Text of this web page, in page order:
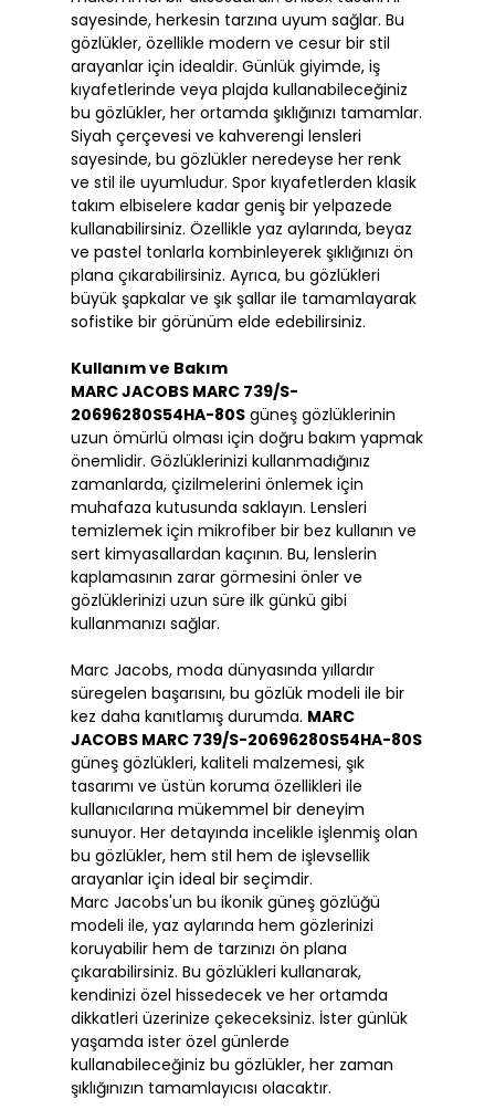
sayesinde, herkesin tarzına uyum sağlar. Bu
gözlükler, özellikle modern ve cesur bir stil
arayanlar için idealdir. Günlük giyimde, iş
kıyafetlerinde veya plajda kullanabileceğiniz
bu gözlükler, her ortamda şıklığınızı tamamlar.
Siyah çerçevesi ve kahverengi lensleri
sayesinde, bu gözlükler neredeyse her renk
ve stil ile uyumludur. Spor kıyafetlerden klasik
takım elbiselere kadar geniş bir yelpazede
kullanabilirsiniz. Özellikle yaz aylarında, beyaz
ve pastel tonlarla kombinleyerek şıklığınızı ön
plana çıkarabilirsiniz. Ayrıca, bu gözlükleri
büyük şapkalar ve şık şallar ile tamamlayarak
sofistike bir görünüm elde edebilirsiniz.
Kullanım ve Bakım
MARC JACOBS MARC 739/S-
20696280S54HA-80S güneş gözlüklerinin
uzun ömürlü olması için doğru bakım yapmak
önemlidir. Gözlüklerinizi kullanmadığınız
zamanlarda, çizilmelerini önlemek için
muhafaza kutusunda saklayın. Lensleri
temizlemek için mikrofiber bir bez kullanın ve
sert kimyasallardan kaçının. Bu, lenslerin
kaplamasının zarar görmesini önler ve
gözlüklerinizi uzun süre ilk günkü gibi
kullanmanızı sağlar.
Marc Jacobs, moda dünyasında yıllardır
süregelen başarısını, bu gözlük modeli ile bir
kez daha kanıtlamış durumda. MARC
JACOBS MARC 739/S-20696280S54HA-80S
güneş gözlükleri, kaliteli malzemesi, şık
tasarımı ve üstün koruma özellikleri ile
kullanıcılarına mükemmel bir deneyim
sunuyor. Her detayında incelikle işlenmiş olan
bu gözlükler, hem stil hem de işlevsellik
arayanlar için ideal bir seçimdir.
Marc Jacobs'un bu ikonik güneş gözlüğü
modeli ile, yaz aylarında hem gözlerinizi
koruyabilir hem de tarzınızı ön plana
çıkarabilirsiniz. Bu gözlükleri kullanarak,
kendinizi özel hissedecek ve her ortamda
dikkatleri üzerinize çekeceksiniz. İster günlük
yaşamda ister özel günlerde
kullanabileceğiniz bu gözlükler, her zaman
şıklığınızın tamamlayıcısı olacaktır.